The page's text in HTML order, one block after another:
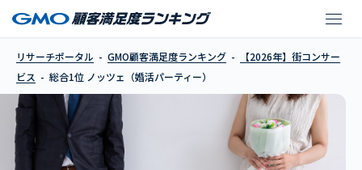
ノッツェ（婚活パーテ
リサーチポータル GMO顧客満足度ランキング
【2026年】街コンサー
ビス
総合1位 ノッツェ（婚活パーティー）